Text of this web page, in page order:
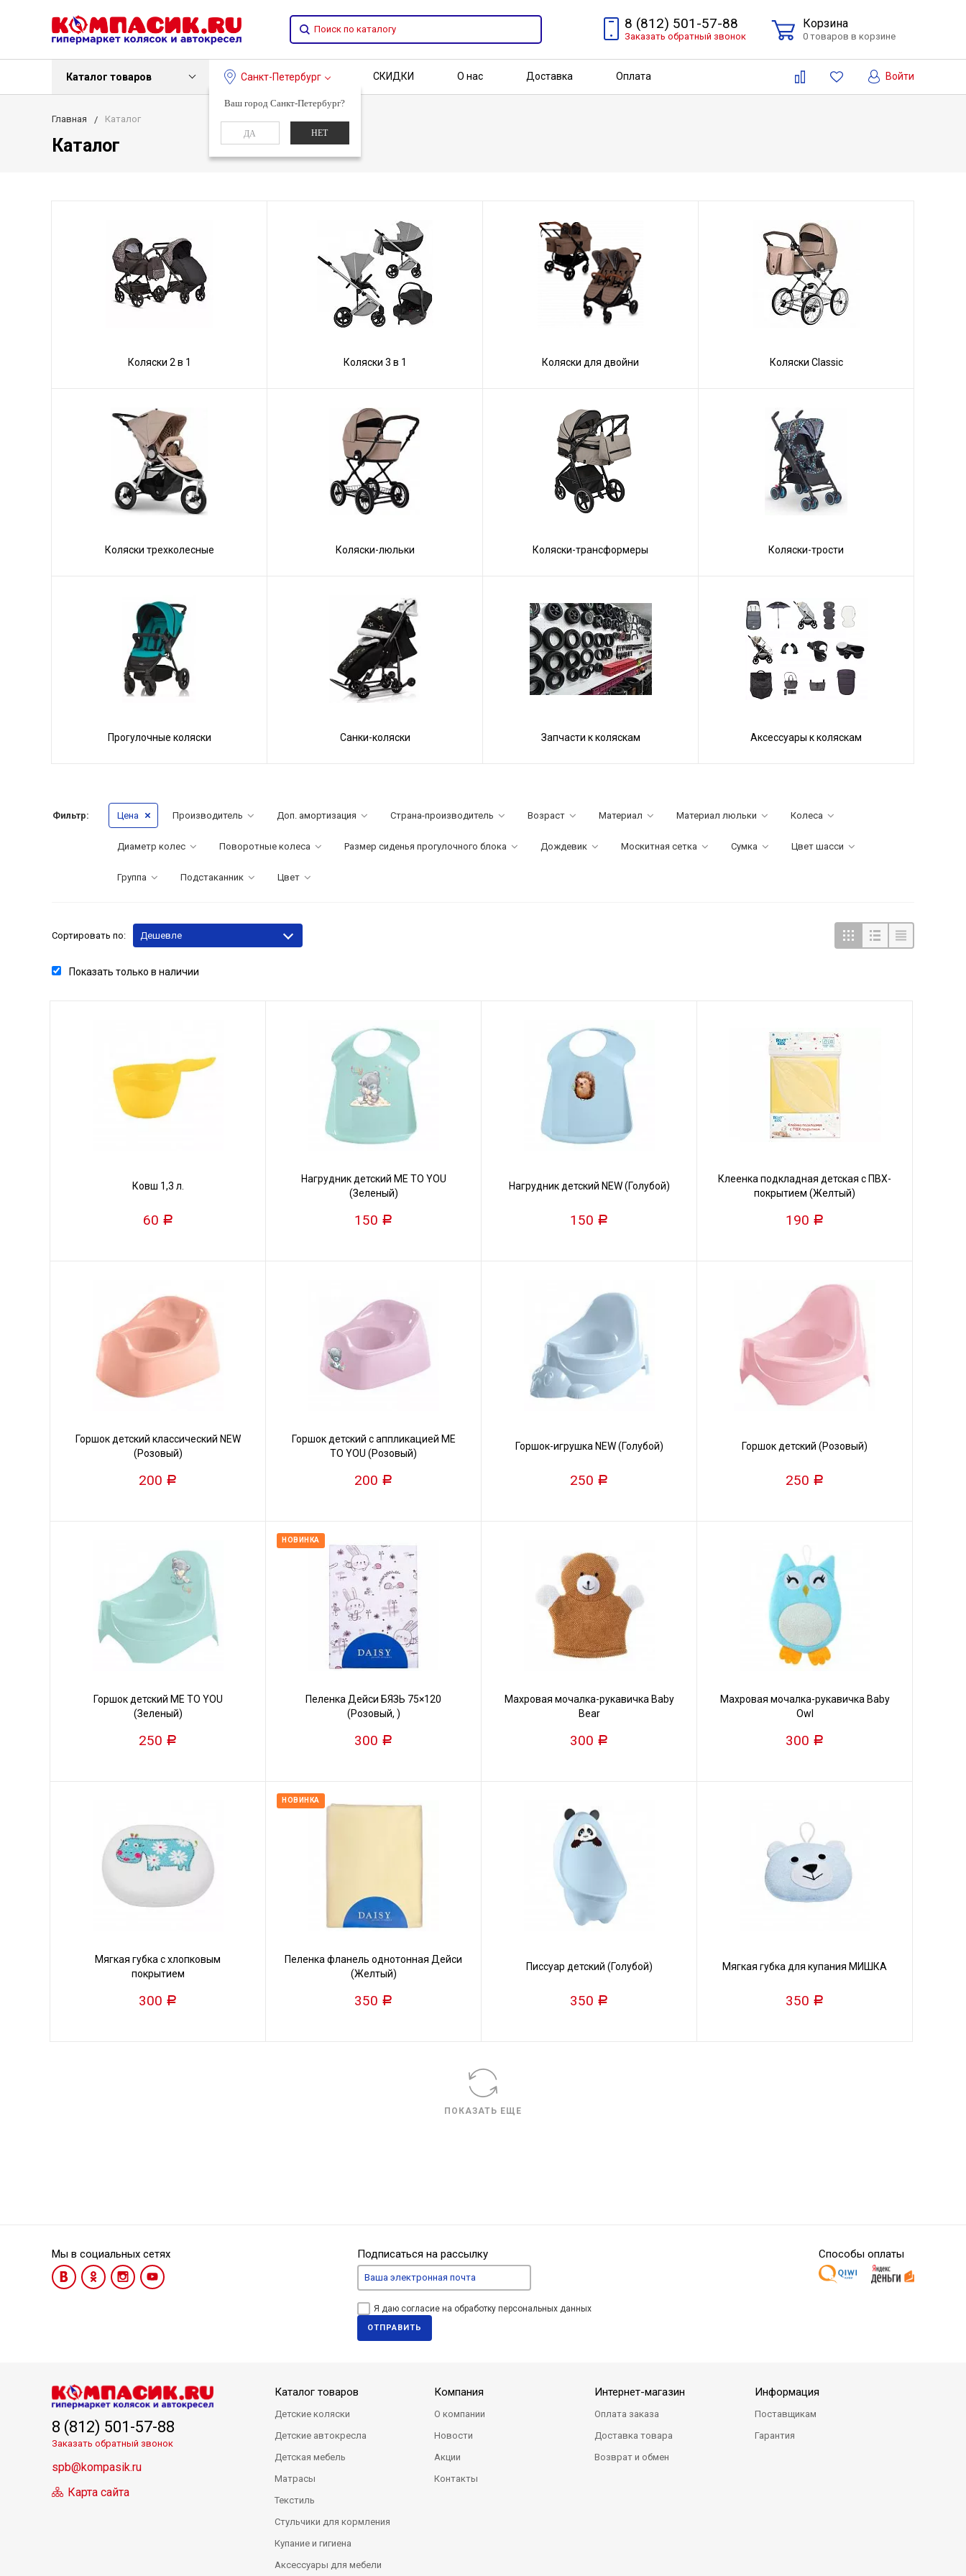
8 (812) 501-57-88
Заказать обратный звонок
Корзина
0 товаров в корзине
Каталог товаров Санкт-Петербург
Ваш город Санкт-Петербург?
ДА НЕТ
СКИДКИ О нас Доставка Оплата Войти
Главная Каталог
Каталог
Коляски 2 в 1 Коляски 3 в 1 Коляски для двойни Коляски Сlassic
Коляски трехколесные Коляски-люльки Коляски-трансформеры Коляски-трости
Прогулочные коляски Санки-коляски Запчасти к коляскам Аксессуары к коляскам
Фильтр: Цена Производитель Доп. амортизация Страна-производитель Возраст Материал Материал люльки Колеса
Диаметр колес Поворотные колеса Размер сиденья прогулочного блока Дождевик Москитная сетка Сумка Цвет шасси
Группа Подстаканник Цвет
Сортировать по: Дешевле
Показать только в наличии
Ковш 1,3 л.
60 Р
Нагрудник детский ME TO YOU
(Зеленый)
150 Р
Нагрудник детский NEW (Голубой)
150 Р
Клеенка подкладная детская с ПВХ-
покрытием (Желтый)
190 Р
Горшок детский классический NEW
(Розовый)
200 Р
Горшок детский с аппликацией ME
TO YOU (Розовый)
200 Р
Горшок-игрушка NEW (Голубой)
250 Р
Горшок детский (Розовый)
250 Р
Горшок детский ME TO YOU
(Зеленый)
250 Р
НОВИНКА
Пеленка Дейси БЯЗЬ 75×120
(Розовый, )
300 Р
Махровая мочалка-рукавичка Baby
Bear
300 Р
Махровая мочалка-рукавичка Baby
Owl
300 Р
Мягкая губка с хлопковым
покрытием
300 Р
НОВИНКА
Пеленка фланель однотонная Дейси
(Желтый)
350 Р
Писсуар детский (Голубой)
350 Р
Мягкая губка для купания МИШКА
350 Р
ПОКАЗАТЬ ЕЩЕ
Мы в социальных сетях Подписаться на рассылку
Я даю согласие на обработку персональных данных
ОТПРАВИТЬ
Способы оплаты
8 (812) 501-57-88
Заказать обратный звонок
spb@kompasik.ru
Карта сайта
Каталог товаров
Детские коляски
Детские автокресла
Детская мебель
Матрасы
Текстиль
Стульчики для кормления
Купание и гигиена
Аксессуары для мебели
Компания
О компании
Новости
Акции
Контакты
Интернет-магазин
Оплата заказа
Доставка товара
Возврат и обмен
Информация
Поставщикам
Гарантия